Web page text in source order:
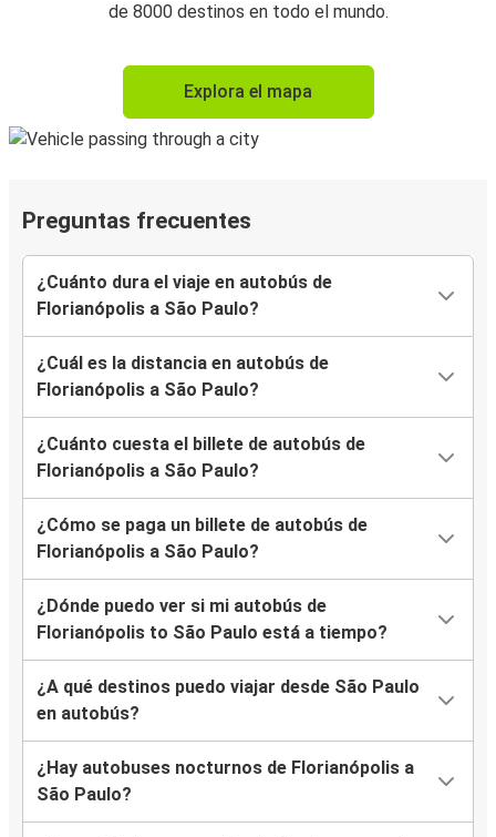
de 8000 destinos en todo el mundo.
Explora el mapa
Preguntas frecuentes
¿Cuánto dura el viaje en autobús de
Florianópolis a São Paulo?
¿Cuál es la distancia en autobús de
Florianópolis a São Paulo?
¿Cuánto cuesta el billete de autobús de
Florianópolis a São Paulo?
¿Cómo se paga un billete de autobús de
Florianópolis a São Paulo?
¿Dónde puedo ver si mi autobús de
Florianópolis to São Paulo está a tiempo?
¿A qué destinos puedo viajar desde São Paulo
en autobús?
¿Hay autobuses nocturnos de Florianópolis a
São Paulo?